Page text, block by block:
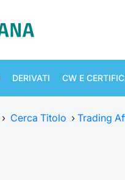
DERIVATI CW E
› Cerca Titolo › Trading